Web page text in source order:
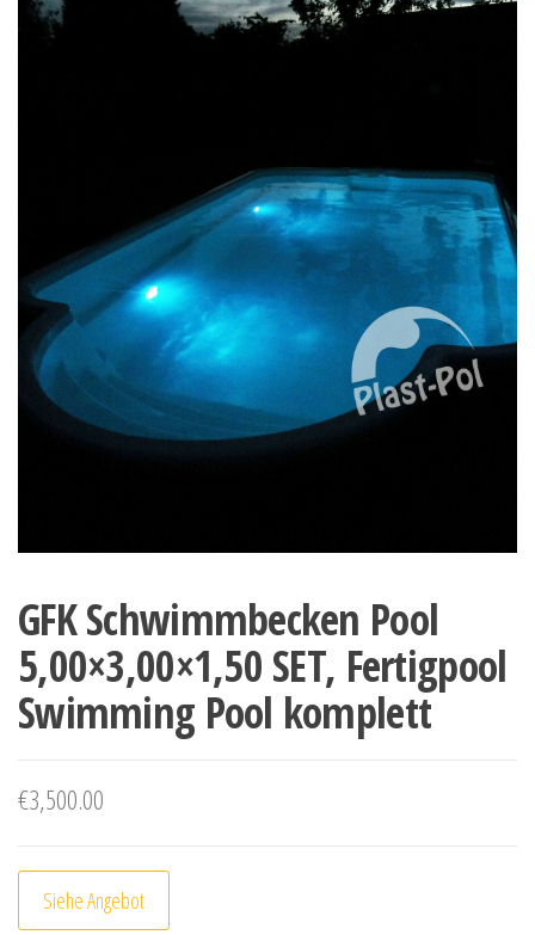
GFK Schwimmbecken Pool
5,00×3,00×1,50 SET, Fertigpool
Swimming Pool komplett
€3,500.00
Siehe Angebot